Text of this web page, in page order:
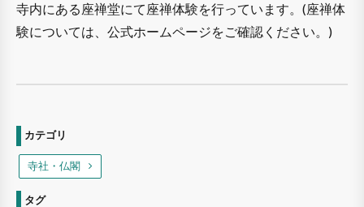
寺内にある座禅堂にて座禅体験を行っています。(座禅体
験については、公式ホームページをご確認ください。)
カテゴリ
寺社・仏閣
タグ